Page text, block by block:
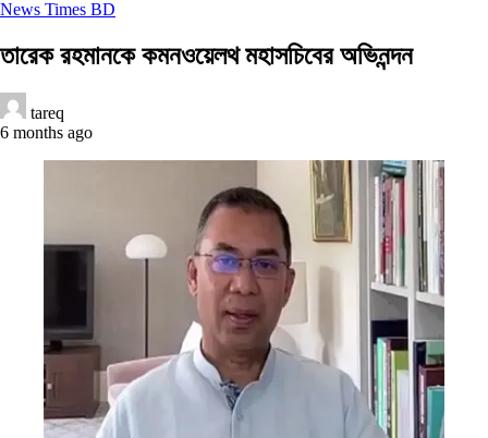
News Times BD
তারেক রহমানকে কমনওয়েলথ মহাসচিবের অভিনন্দন
tareq
6 months ago